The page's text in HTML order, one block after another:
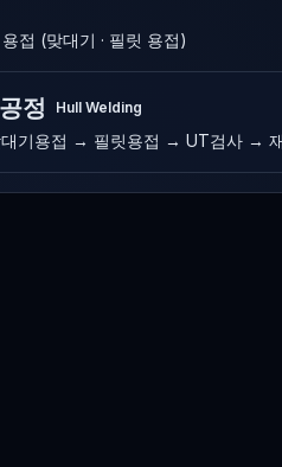
접 (맞대기 · 필릿 용접)
정 Hull Welding
기용접 → 필릿용접 → UT검사 →